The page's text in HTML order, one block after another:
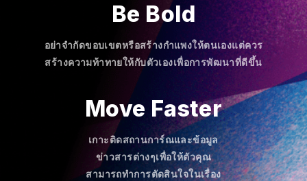
Be Bold
อย่าจำกัดขอบเขตหรือสร้างกำแพงให้ตนเองแต่ควร
สร้างความท้าทายให้กับตัวเองเพื่อการพัฒนาที่ดีขึ้น
Move Faster
เกาะติดสถานการ์ณและข้อมูล
ข่าวสารต่างๆเพื่อให้ตัวคุณ
สามารถทำการตัดสินใจในเรื่อง